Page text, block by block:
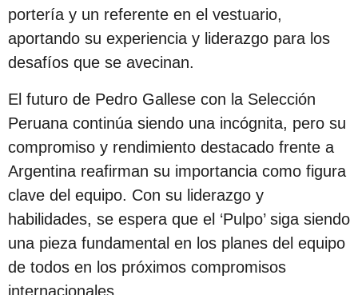
portería y un referente en el vestuario,
aportando su experiencia y liderazgo para los
desafíos que se avecinan.
El futuro de Pedro Gallese con la Selección
Peruana continúa siendo una incógnita, pero su
compromiso y rendimiento destacado frente a
Argentina reafirman su importancia como figura
clave del equipo. Con su liderazgo y
habilidades, se espera que el ‘Pulpo’ siga siendo
una pieza fundamental en los planes del equipo
de todos en los próximos compromisos
internacionales.